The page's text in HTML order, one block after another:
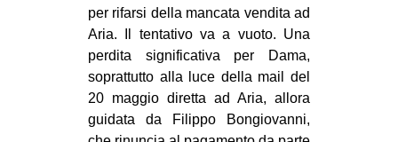
per rifarsi della mancata vendita ad
Aria. Il tentativo va a vuoto. Una
perdita significativa per Dama,
soprattutto alla luce della mail del
20 maggio diretta ad Aria, allora
guidata da Filippo Bongiovanni,